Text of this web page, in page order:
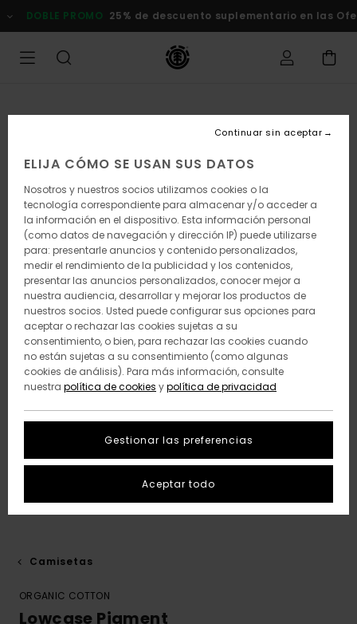
la
DOBLE PROMO 25% de descuento suplementario en las
Camisetas
ORGANIC COTTON
Lowcase Pigment
ELIJA CÓMO SE USAN SUS DATOS
Nosotros y nuestros socios utilizamos cookies o la
tecnología correspondiente para almacenar y/o acceder a
la información en el dispositivo. Esta información personal
(como datos de navegación y dirección IP) puede utilizarse
para: presentarle anuncios y contenido personalizados,
medir el rendimiento de la publicidad y los contenidos,
presentar las anuncios personalizados, conocer mejor a
nuestra audiencia, desarrollar y mejorar los productos de
nuestros socios. Usted puede configurar sus opciones para
aceptar o rechazar las cookies sujetas a su
consentimiento, o bien, para rechazar las cookies cuando
no están sujetas a su consentimiento (como algunas
cookies de análisis). Para más información, consulte
nuestra política de cookies ypolítica de privacidad
Gestionar las preferencias
Continuar sin aceptar
Aceptar todo